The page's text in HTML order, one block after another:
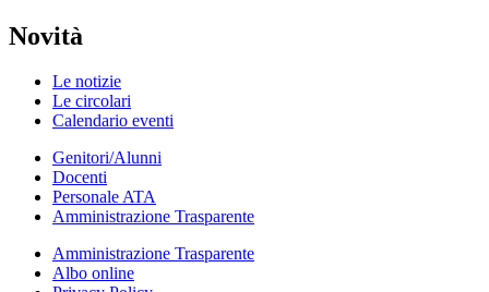
Novità
Le notizie
Le circolari
Calendario eventi
Genitori/Alunni
Docenti
Personale ATA
Amministrazione Trasparente
Amministrazione Trasparente
Albo online